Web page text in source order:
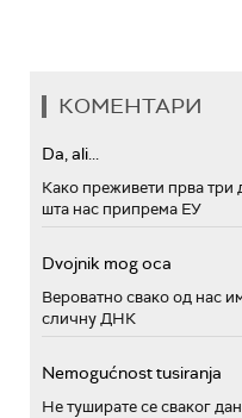
КОМЕНТАРИ
Da, ali...
Како преживети прва три
шта нас припрема ЕУ
Dvojnik mog oca
Вероватно свако од нас
сличну ДНК
Nemogućnost tusiranja
Не туширате се сваког